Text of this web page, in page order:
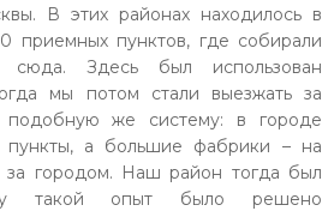
В этих районах находилось в
приемных пунктов, где собирали
Здесь был использован
мы потом стали выезжать за
подобную же систему: в городе
пункты, а большие фабрики – на
городом. Наш район тогда был
такой опыт было решено